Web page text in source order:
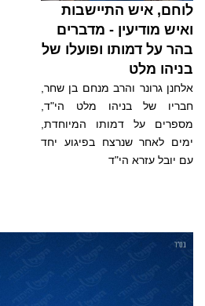
לוחם, איש התיישבות
ואיש מודיעין - מדברים
בהר על דמותו ופועלו של
בניהו מלט
אלחנן גרונר והרב מנחם בן שחר,
חבריו של בניהו מלט הי"ד,
מספרים על דמותו המיוחדת,
ימים לאחר שנרצח בפיגוע יחד
עם יובל עזרא הי"ד